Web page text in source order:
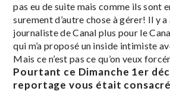
pas eu de suite mais comme ils sont
surement d’autre chose à gérer! Il y a
journaliste de Canal plus pour le
qui m’a proposé un inside intimiste
Mais ce n’est pas ce qu’on veux
Pourtant ce Dimanche 1er
reportage vous était